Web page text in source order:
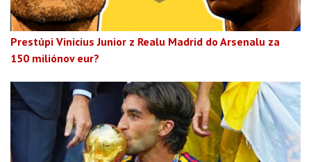
Prestúpi Vinicius Junior z Realu Madrid do Arsenalu za
150 miliónov eur?